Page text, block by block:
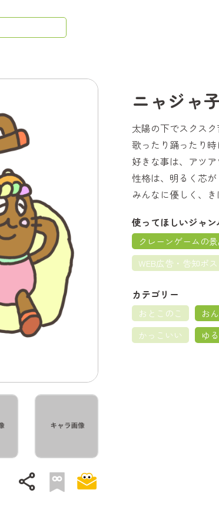
share
ニャジャ
太陽の下でスクス
歌ったり踊ったり時
好きな事は、アツ
性格は、明るく芯
みんなに優しく、
使ってほしいジャ
クレーンゲームの
WEB広告・告知ポ
カテゴリー
おとこのこ お
かっこいい
ゆ